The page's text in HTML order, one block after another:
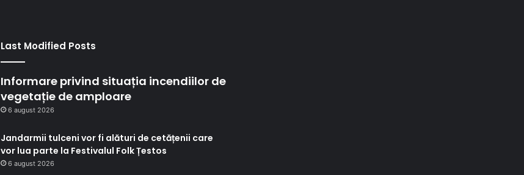
Last Modified Posts
Informare privind situația incendiilor de
vegetație de amploare
6 august 2026
Jandarmii tulceni vor fi alături de cetățenii care
vor lua parte la Festivalul Folk Țestos
6 august 2026